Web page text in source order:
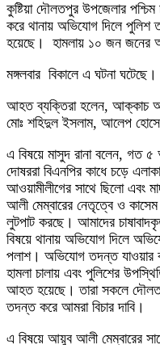
কুষ্টিয়া দৌলতপুর উপজেলার পশ্চিম
করে থানায় অভিযোগ দিলে পুলিশ
হয়েছে। হামলায় ১০ জন জনের
মঙ্গলবার বিকালে এ ঘটনা ঘটেছে।
আহত ব্যক্তিরা হলেন, আক্কাচ
মোঃ শহিদুল ইসলাম, আলেপ
এ বিষয়ে মাসুদ রানা বলেন, গত
দোষররা বিএনপির কাধে চড়ে
আওয়ামীলীগের সাথে ছিলো এবং
আলী মেম্বারের নেতৃত্বে ও
লুটপাট করছে। আমাদের
বিষয়ে থানায় অভিযোগ দিলে
পলাশ। অভিযোগ তদন্ত যাওয়ার
হামলা চালায় এবং পুলিশের
আহত হয়েছে। তারা সকলে
তদন্ত করে আমরা বিচার দাবি।
এ বিষয়ে আয়ুব আলী মেম্বারের